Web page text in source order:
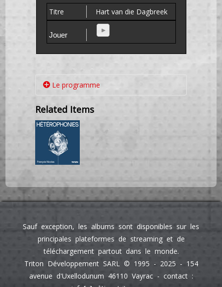
Hart van die Dagbreek
Le programme
Hendrik Hofmeyr (1957)
1-2. Deux chants d'anniversaire op.139
7'06
(Poèmes
Uys Krige)
1. Die moeder 3'40
2. Geluk 3'26
(Leb onheur-Happiness2,011)
15-18. Woorde in die wind op.216
14'28
Sur 4 poèmes de Ingrid Jonker, 2021)
Related Items
Sauf exception, les albums sont disponibles sur les
principales plateformes de streaming et de
téléchargement partout dans le monde.
Triton Développement SARL © 1995 - 2025 - 154
avenue d'Uxellodunum 46110 Vayrac - contact :